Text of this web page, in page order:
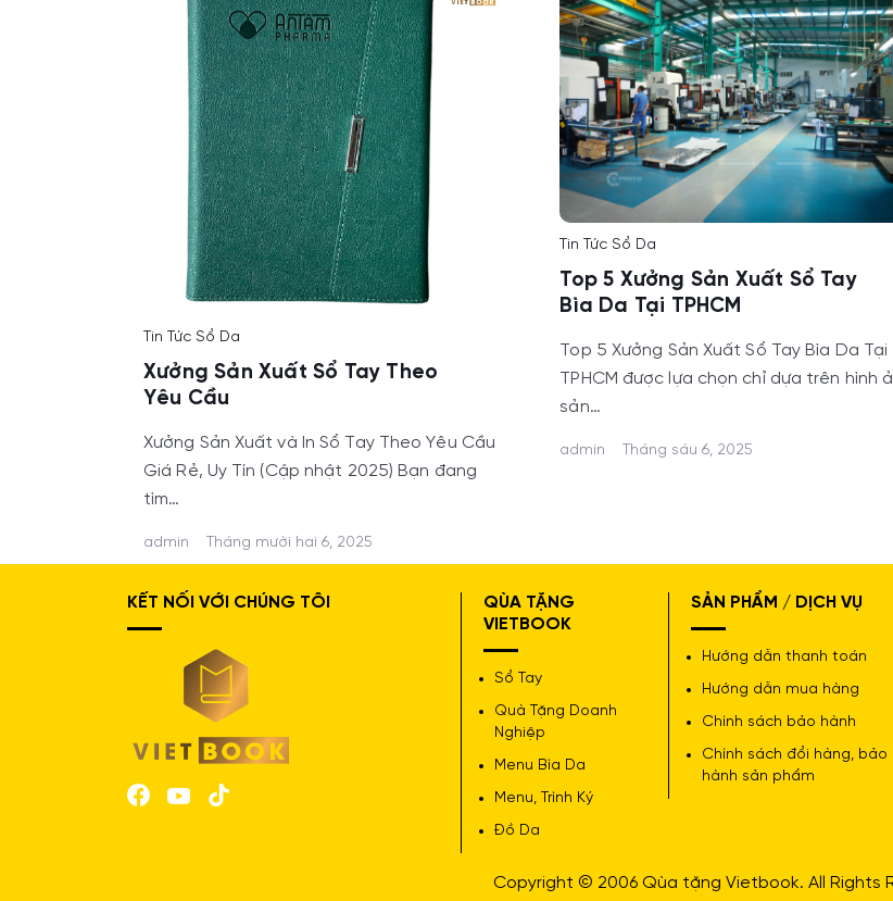
Tin Tức Sổ Da
Xưởng Sản Xuất Sổ Tay Theo
Yêu Cầu
Xưởng Sản Xuất và In Sổ Tay Theo Yêu Cầu
Giá Rẻ, Uy Tín (Cập nhật 2025) Bạn đang
tìm…
admin Tháng mười hai 6, 2025
Tin Tức Sổ Da
Top 5 Xưởng Sản Xuất Sổ Tay
Bìa Da Tại TPHCM
Top 5 Xưởng Sản Xuất Sổ Tay Bìa Da Tại
TPHCM được lựa chọn chỉ dựa trên hình
sản…
admin Tháng sáu 6, 2025
KẾT NỐI VỚI CHÚNG TÔI
QÙA TẶNG
VIETBOOK
Sổ Tay
Quà Tặng Doanh
Nghiệp
Menu Bìa Da
Menu, Trình Ký
Đồ Da
SẢN PHẨM / DỊCH VỤ
Hướng dẫn thanh toán
Hướng dẫn mua hàng
Chính sách bảo hành
Chính sách đổi hàng, bảo
hành sản phẩm
Copyright © 2006 Qùa tặng Vietbook. All Rights